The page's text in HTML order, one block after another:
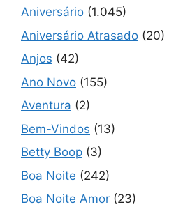
Aniversário (1.045)
Aniversário Atrasado (20)
Anjos (42)
Ano Novo (155)
Aventura (2)
Bem-Vindos (13)
Betty Boop (3)
Boa Noite (242)
Boa Noite Amor (23)